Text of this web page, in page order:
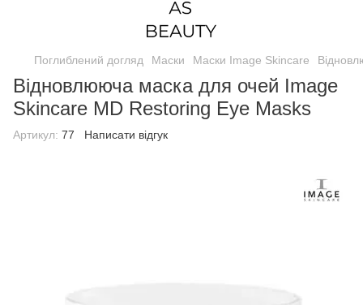
Поглиблений догляд Маски Маски Image Skincare
Відновлююча маска для очей Image
Skincare MD Restoring Eye Masks
Артикул: 77 Написати відгук